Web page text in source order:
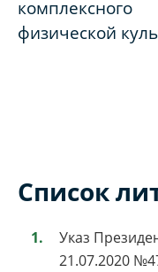
физической
Список
Указ
21.07.2020